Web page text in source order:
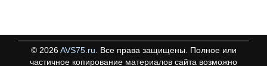
© 2026 AVS75.ru . Все права защищены. Полное или
частичное копирование материалов сайта возможно